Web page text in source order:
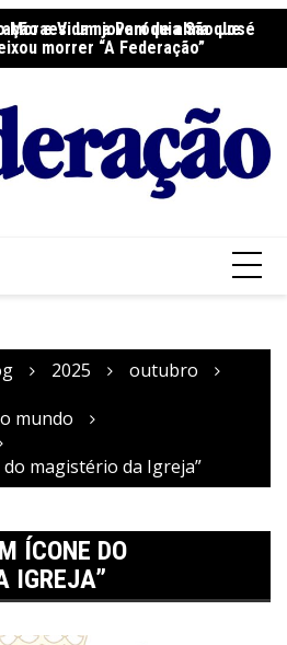
Moraes: um jovem de alma que
morrer “A Federação”
e Vida na Paróquia São José
2025
outubro
mundo
do magistério da Igreja”
ÍCONE DO
IGREJA”